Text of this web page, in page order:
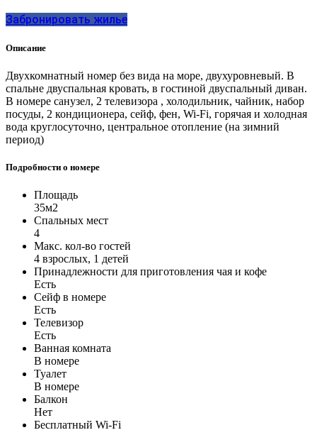
Забронировать жилье
Описание
Двухкомнатный номер без вида на море, двухуровневый. В
спальне двуспальная кровать, в гостиной двуспальный диван.
В номере санузел, 2 телевизора , холодильник, чайник, набор
посуды, 2 кондиционера, сейф, фен, Wi-Fi, горячая и холодная
вода круглосуточно, центральное отопление (на зимний
период)
Подробности о номере
Площадь
35м2
Спальных мест
4
Макс. кол-во гостей
4 взрослых, 1 детей
Принадлежности для приготовления чая и кофе
Есть
Сейф в номере
Есть
Телевизор
Есть
Ванная комната
В номере
Туалет
В номере
Балкон
Нет
Бесплатный Wi-Fi